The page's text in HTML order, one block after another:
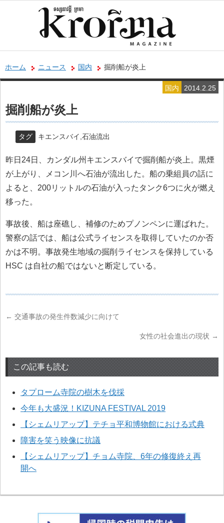
ホーム ニュース 国内 掘削船が炎上
2014.2.25
国内
掘削船が炎上
タグ キエンスバイ 石油流出
昨日24日、カンダル州キエンスバイで掘削船が炎上。黒煙
が上がり、メコン川へ石油が流出した。船の乗組員の話に
よると、200リットルの石油が入ったタンク6つに火が燃え
移った。
事故後、船は座礁し、補修のためプノンペンに運ばれた。
警察の話では、船は公式ライセンスを取得していたのか否
かは不明。事故発生地域の掘削ライセンスを保持している
HSC は自社の船ではないと断定している。
← 交通事故の発生件数減少に向けて
女性の社会進出の現状 →
この記事も読む
タプローム寺院の樹木を伐採
今年も大盛況！KIZUNA FESTIVAL 2019
【シェムリアップ】テチョ平和博物館における式典
障害を笑う映像に抗議
【シェムリアップ】チョム寺院、6年の修復終え再
開へ